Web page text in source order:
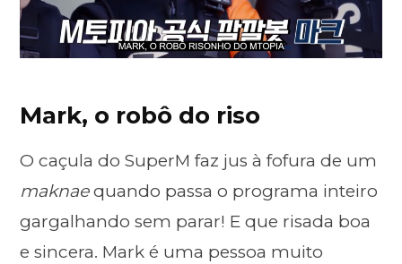
Mark, o robô do riso
O caçula do SuperM faz jus à fofura de um
maknaequando passa o programa inteiro
gargalhando sem parar! E que risada boa
e sincera. Mark é uma pessoa muito